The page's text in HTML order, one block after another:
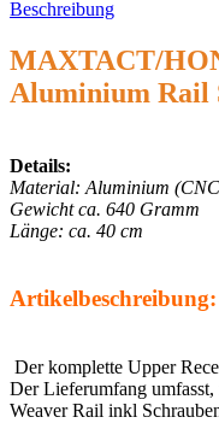
Beschreibung
MAXTACT/
Aluminium Rail
Details:
Material: Aluminium
Gewicht ca. 640 Gramm
Länge: ca. 40 cm
Artikelbeschreibung:
Der komplette Upper
Der Lieferumfang
Weaver Rail inkl